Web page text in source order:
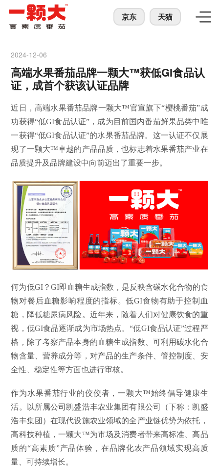
京东 天猫
2024-12-06
高端水果番茄品牌一颗大™获低GI食品认
证，成首个获该认证品牌
近日，高端水果番茄品牌一颗大™官宣旗下“樱桃番茄”成
功获得“低GI食品认证”，成为目前国内番茄鲜果品类中唯
一获得“低GI食品认证”的水果番茄品牌。这一认证不仅展
现了一颗大™卓越的产品品质，也标志着水果番茄产业在
品质提升及品牌建设中向前迈出了重要一步。
何为低GI？GI即血糖生成指数，是反映含碳水化合物的食
物对餐后血糖影响程度的指标。低GI食物有助于控制血
糖，降低糖尿病风险。近年来，随着人们对健康饮食的重
视，低GI食品逐渐成为市场热点。“低GI食品认证”过程严
格，除了考察产品本身的血糖生成指数、可利用碳水化合
物含量、营养成分等，对产品的生产条件、管控制度、安
全性、稳定性等方面也进行审核。
作为水果番茄行业的佼佼者，一颗大™始终倡导健康生
活。以所属公司凯盛浩丰农业集团有限公司（下称：凯盛
浩丰集团）在现代设施农业领域的全产业链优势为依托，
高科技种植，一颗大™为市场及消费者带来高标准、高品
质的“高素质”产品体验，在品牌化农产品领域实现高质
量、可持续增长。